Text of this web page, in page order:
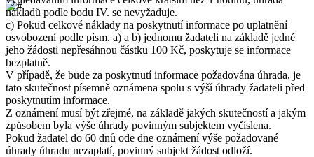
nákladů podle bodu IV. se nevyžaduje.
c) Pokud celkové náklady na poskytnutí informace po uplatnění
osvobození podle písm. a) a b) jednomu žadateli na základě jedné
jeho žádosti nepřesáhnou částku 100 Kč, poskytuje se informace
bezplatně.
V případě, že bude za poskytnutí informace požadována úhrada, je
tato skutečnost písemně oznámena spolu s výší úhrady žadateli před
poskytnutím informace.
Z oznámení musí být zřejmé, na základě jakých skutečností a jakým
způsobem byla výše úhrady povinným subjektem vyčíslena.
Pokud žadatel do 60 dnů ode dne oznámení výše požadované
úhrady úhradu nezaplatí, povinný subjekt žádost odloží.